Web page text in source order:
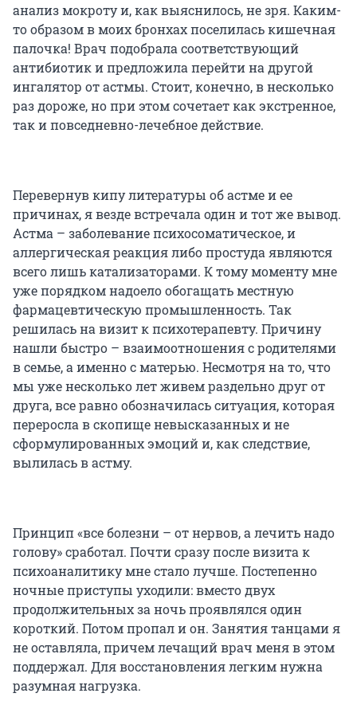
анализ мокроту и, как выяснилось, не зря. Каким-
то образом в моих бронхах поселилась кишечная
палочка! Врач подобрала соответствующий
антибиотик и предложила перейти на другой
ингалятор от астмы. Стоит, конечно, в несколько
раз дороже, но при этом сочетает как экстренное,
так и повседневно-лечебное действие.
Перевернув кипу литературы об астме и ее
причинах, я везде встречала один и тот же вывод.
Астма – заболевание психосоматическое, и
аллергическая реакция либо простуда являются
всего лишь катализаторами. К тому моменту мне
уже порядком надоело обогащать местную
фармацевтическую промышленность. Так
решилась на визит к психотерапевту. Причину
нашли быстро – взаимоотношения с родителями
в семье, а именно с матерью. Несмотря на то, что
мы уже несколько лет живем раздельно друг от
друга, все равно обозначилась ситуация, которая
переросла в скопище невысказанных и не
сформулированных эмоций и, как следствие,
вылилась в астму.
Принцип «все болезни – от нервов, а лечить надо
голову» сработал. Почти сразу после визита к
психоаналитику мне стало лучше. Постепенно
ночные приступы уходили: вместо двух
продолжительных за ночь проявлялся один
короткий. Потом пропал и он. Занятия танцами я
не оставляла, причем лечащий врач меня в этом
поддержал. Для восстановления легким нужна
разумная нагрузка.